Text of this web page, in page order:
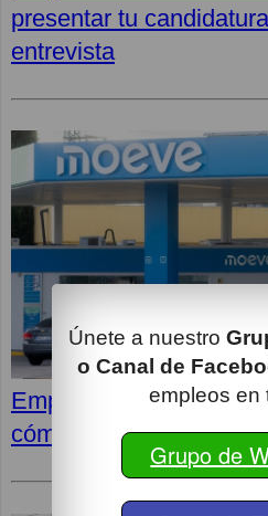
Únete a nuestro
o Canal de
empleos en
Grupo de
presentar tu
entrevista
Empleos en MOEVE:
cómo postular y superar